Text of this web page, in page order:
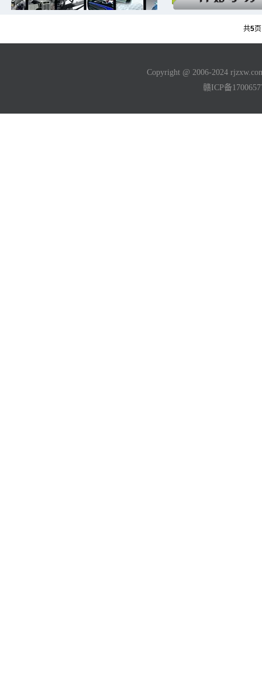
共5
Copyright @ 2006-2024
赣ICP备